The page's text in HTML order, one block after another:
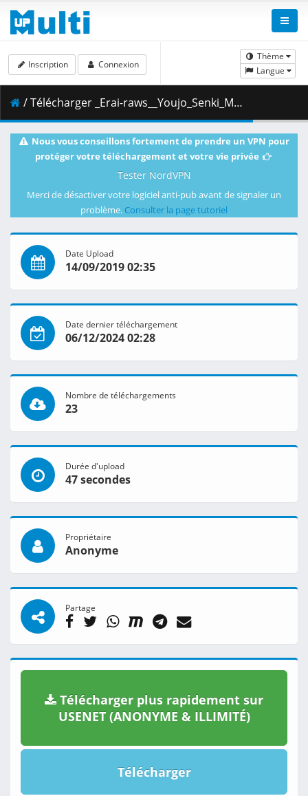
Thème
Langue
Inscription Connexion
/ Télécharger _Erai-raws__Youjo_Senki_Movie_-_00__480p__Multiple_Subtitle_.mkv.003 ( 491.02 MB )
Nous vous conseillons fortement de prendre un VPN pour
protéger votre téléchargement et votre vie privée
Tester NordVPN
Merci de désactiver votre logiciel anti-pub avant de signaler un
problème. Consulter la page tutoriel
Date Upload
14/09/2019 02:35
Date dernier téléchargement
06/12/2024 02:28
Nombre de téléchargements
23
Durée d'upload
47 secondes
Propriétaire
Anonyme
Partage
Télécharger plus rapidement sur
USENET (ANONYME & ILLIMITÉ)
Télécharger